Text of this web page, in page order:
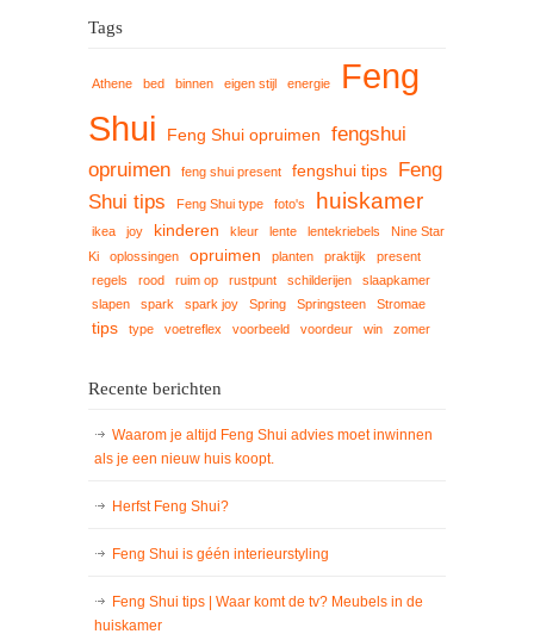
Tags
Athene bed binnen eigen stijl energie
Feng
Shui
Feng Shui opruimen
fengshui
opruimen
feng shui present fengshui tips
Feng
Shui tips
Feng Shui type foto's huiskamer
ikea joy kinderen kleur lente lentekriebels
Nine Star
Ki
oplossingen opruimen planten praktijk
present
regels
rood ruim op rustpunt schilderijen
slaapkamer
slapen
spark spark joy Spring Springsteen Stromae
tips type voetreflex voorbeeld voordeur win zomer
Recente berichten
Waarom je altijd Feng Shui advies moet inwinnen
als je een nieuw huis koopt.
Herfst Feng Shui?
Feng Shui is géén interieurstyling
Feng Shui tips | Waar komt de tv? Meubels in de
huiskamer